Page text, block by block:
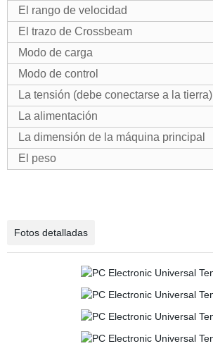
El rango de velocidad
El trazo de Crossbeam
Modo de carga
Modo de control
La tensión (debe conectarse a la tierra)
La alimentación
La dimensión de la máquina principal
El peso
Fotos detalladas